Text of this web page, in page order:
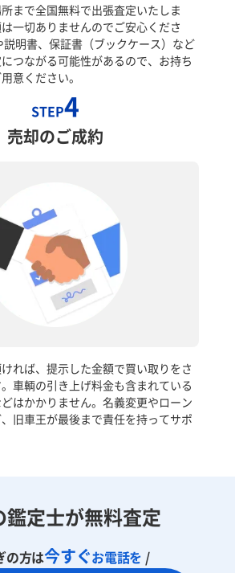
まで全国無料で出張査定いたしま
一切ありませんのでご安心くださ
説明書、保証書（ブックケース）など
つながる可能性があるので、お持ち
意ください。
STEP4
売却のご成約
れば、提示した金額で買い取りをさ
車輌の引き上げ料金も含まれている
はかかりません。名義変更やローン
旧車王が最後まで責任を持ってサポ
鑑定士が無料査定
の方は今すぐお電話を /